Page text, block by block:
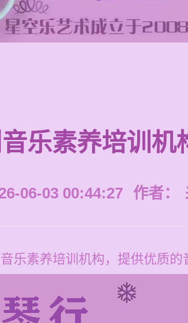
乐素养培训机
06-03 00:44:27 作者：
乐素养培训机构，提供优质的